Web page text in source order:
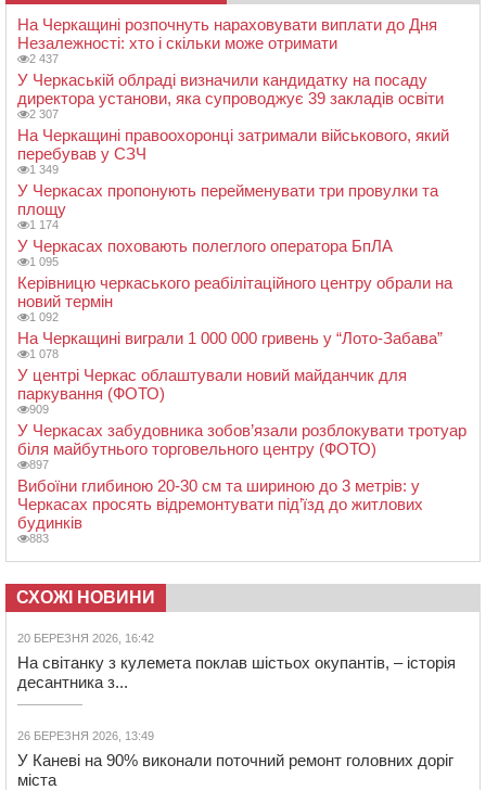
На Черкащині розпочнуть нараховувати виплати до Дня
Незалежності: хто і скільки може отримати
2 437
У Черкаській облраді визначили кандидатку на посаду
директора установи, яка супроводжує 39 закладів освіти
2 307
На Черкащині правоохоронці затримали військового, який
перебував у СЗЧ
1 349
У Черкасах пропонують перейменувати три провулки та
площу
1 174
У Черкасах поховають полеглого оператора БпЛА
1 095
Керівницю черкаського реабілітаційного центру обрали на
новий термін
1 092
На Черкащині виграли 1 000 000 гривень у “Лото-Забава”
1 078
У центрі Черкас облаштували новий майданчик для
паркування (ФОТО)
909
У Черкасах забудовника зобов’язали розблокувати тротуар
біля майбутнього торговельного центру (ФОТО)
897
Вибоїни глибиною 20-30 см та шириною до 3 метрів: у
Черкасах просять відремонтувати під’їзд до житлових
будинків
883
СХОЖІ НОВИНИ
20 БЕРЕЗНЯ 2026, 16:42
На світанку з кулемета поклав шістьох окупантів, – історія
десантника з...
26 БЕРЕЗНЯ 2026, 13:49
У Каневі на 90% виконали поточний ремонт головних доріг
міста